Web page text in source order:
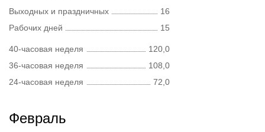
Выходных и праздничных
16
Рабочих дней
15
40-часовая неделя
120,0
36-часовая неделя
108,0
24-часовая неделя
72,0
Февраль